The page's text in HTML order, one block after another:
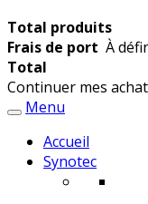
Total produits
Frais de port À
Total
Continuer mes
Menu
Accueil
Synotec